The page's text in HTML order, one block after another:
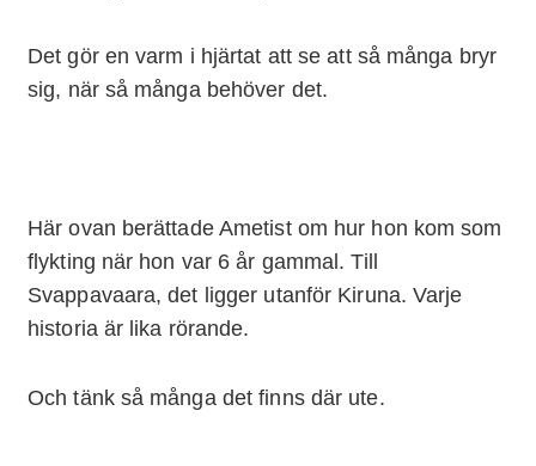
Det gör en varm i hjärtat att se att så många bryr
sig, när så många behöver det.
Här ovan berättade Ametist om hur hon kom som
flykting när hon var 6 år gammal. Till
Svappavaara, det ligger utanför Kiruna. Varje
historia är lika rörande.
Och tänk så många det finns där ute.